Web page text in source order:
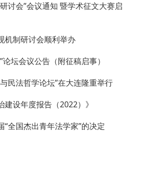
讨会”会议通知 暨学术征文大赛启
机制研讨会顺利举办
坛会议公告（附征稿启事）
民法哲学论坛”在大连隆重举行
设年度报告（2022）》
全国杰出青年法学家”的决定